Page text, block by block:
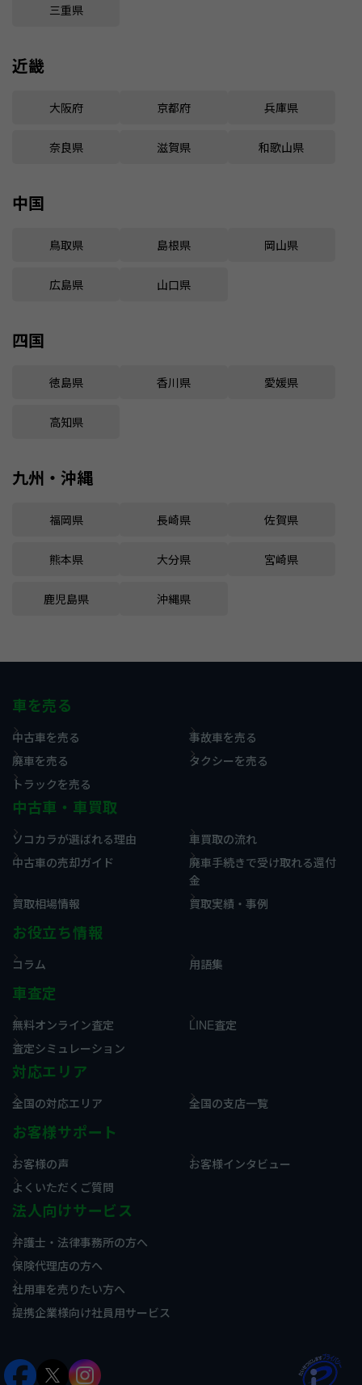
三重県
近畿
大阪府 京都府 兵庫県
奈良県 滋賀県 和歌山県
中国
鳥取県 島根県 岡山県
広島県 山口県
四国
徳島県 香川県 愛媛県
高知県
九州・沖縄
福岡県 長崎県 佐賀県
熊本県 大分県 宮崎県
鹿児島県 沖縄県
車を売る
中古車を売る
事故車を売る
廃車を売る
タクシーを売る
トラックを売る
中古車・車買取
ソコカラが選ばれる理由
車買取の流れ
中古車の売却ガイド
廃車手続きで受け取れる還付
金
買取相場情報
買取実績・事例
お役立ち情報
コラム 用語集
車査定
無料オンライン査定
LINE査定
査定シミュレーション
対応エリア
全国の対応エリア 全国の支店一覧
お客様サポート
お客様の声
お客様インタビュー
よくいただくご質問
法人向けサービス
弁護士・法律事務所の方へ
保険代理店の方へ
社用車を売りたい方へ
提携企業様向け社員用サービス